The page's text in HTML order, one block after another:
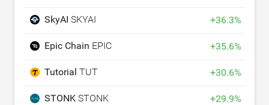
SkyAI SKYAI +36.3%
Epic Chain EPIC +35.6%
Tutorial TUT +30.6%
STONK STONK +29.9%